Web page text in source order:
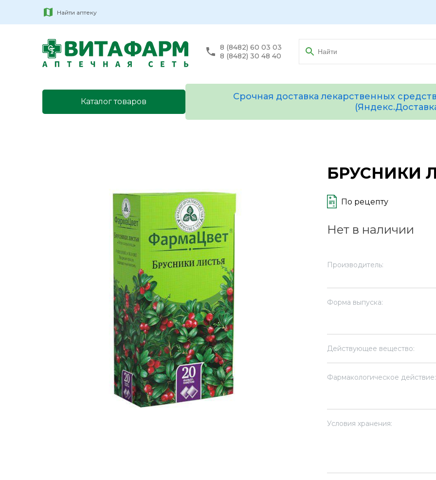
Найти аптеку
8 (8482) 60 03 03
8 (8482) 30 48 40
Каталог товаров
Срочная доставка лекарственных
БРУСНИКИ
По рецепту
Нет в наличии
Производитель:
Форма выпуска:
Действующее вещество:
Фармакологическое действие:
Условия хранения: